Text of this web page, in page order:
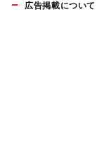
広告掲載について